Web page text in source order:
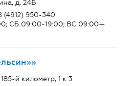
д. 24Б
(4912) 950-340
СБ 09:00-19:00; ВС 09:00—
й километр, 1 к 3